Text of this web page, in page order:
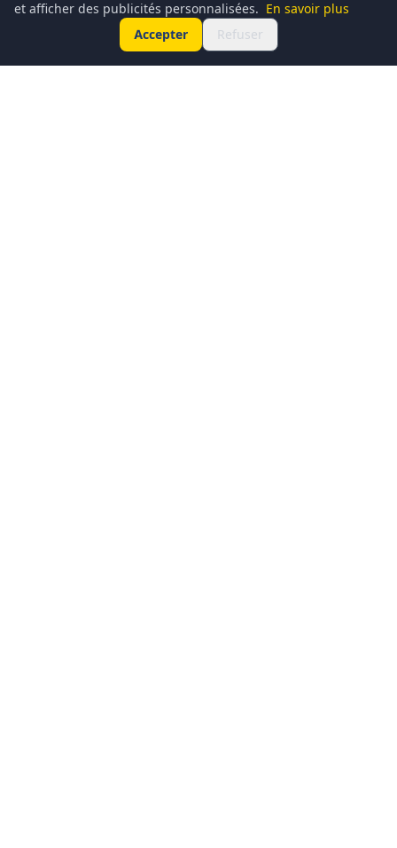
et afficher des publicités personnalisées. En savoir plus
Accepter
Refuser